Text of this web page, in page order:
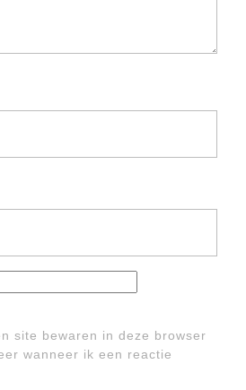
site bewaren in deze browser
wanneer ik een reactie